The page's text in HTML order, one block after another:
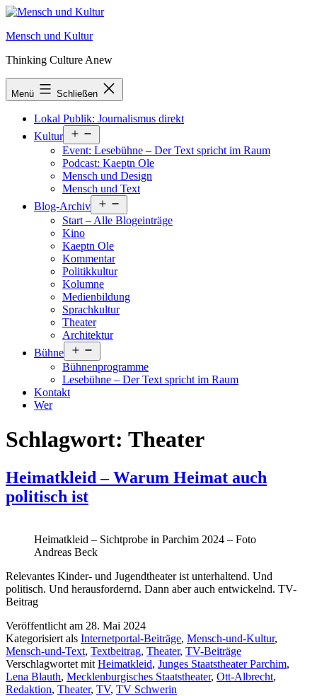
Zum
springen
Mensch und Kultur
Thinking Culture Anew
Menü Schließen
Lokal Publik: Journalismus direkt
Kultur
öffnen
Event: Lesebühne – Der Text spricht im Raum
Podcast: Kaeptn Ole
Mensch und Design
Mensch und Text
Blog-Archiv
öffnen
Start – Alle Blogeinträge
Kino
Kaeptn Ole
Kommentar
Politikkultur
Kolumne
Medienbildung
Sprachkultur
Theater
Architektur
Bühne
öffnen
Bühnenprogramme
Lesebühne – Der Text spricht im Raum
Kontakt
Wer
Schlagwort: Theater
Heimatkleid – Warum Heimat auch
politisch ist
Heimatkleid – Sichtprobe in Parchim 2024 – Foto
Andreas Beck
Relevantes Kinder- und Jugendtheater ist unterhaltend. Und
politisch. Und herausfordernd. Dann aber auch entwickelnd. TV-
Beitrag
Veröffentlicht am 28. Mai 2024
Kategorisiert als Internetportal-Beiträge, Mensch-und-Kultur,
Mensch-und-Text, Textbeitrag, Theater, TV-Beiträge
Verschlagwortet mit Heimatkleid, Junges Staatstheater Parchim,
Lena Blauth, Mecklenburgisches Staatstheater, Ott-Albrecht,
Redaktion, Theater, TV, TV Schwerin